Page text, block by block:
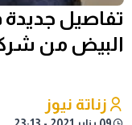
تفاصيل
البيض من شركة
زناتة نيوز